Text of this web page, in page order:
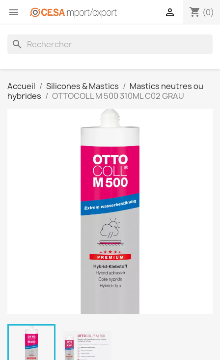
 shopping_cart (0)

search
Accueil Silicones & Mastics
Mastics neutres ou
hybrides
OTTOCOLL M 500 310ML C02 GRAU